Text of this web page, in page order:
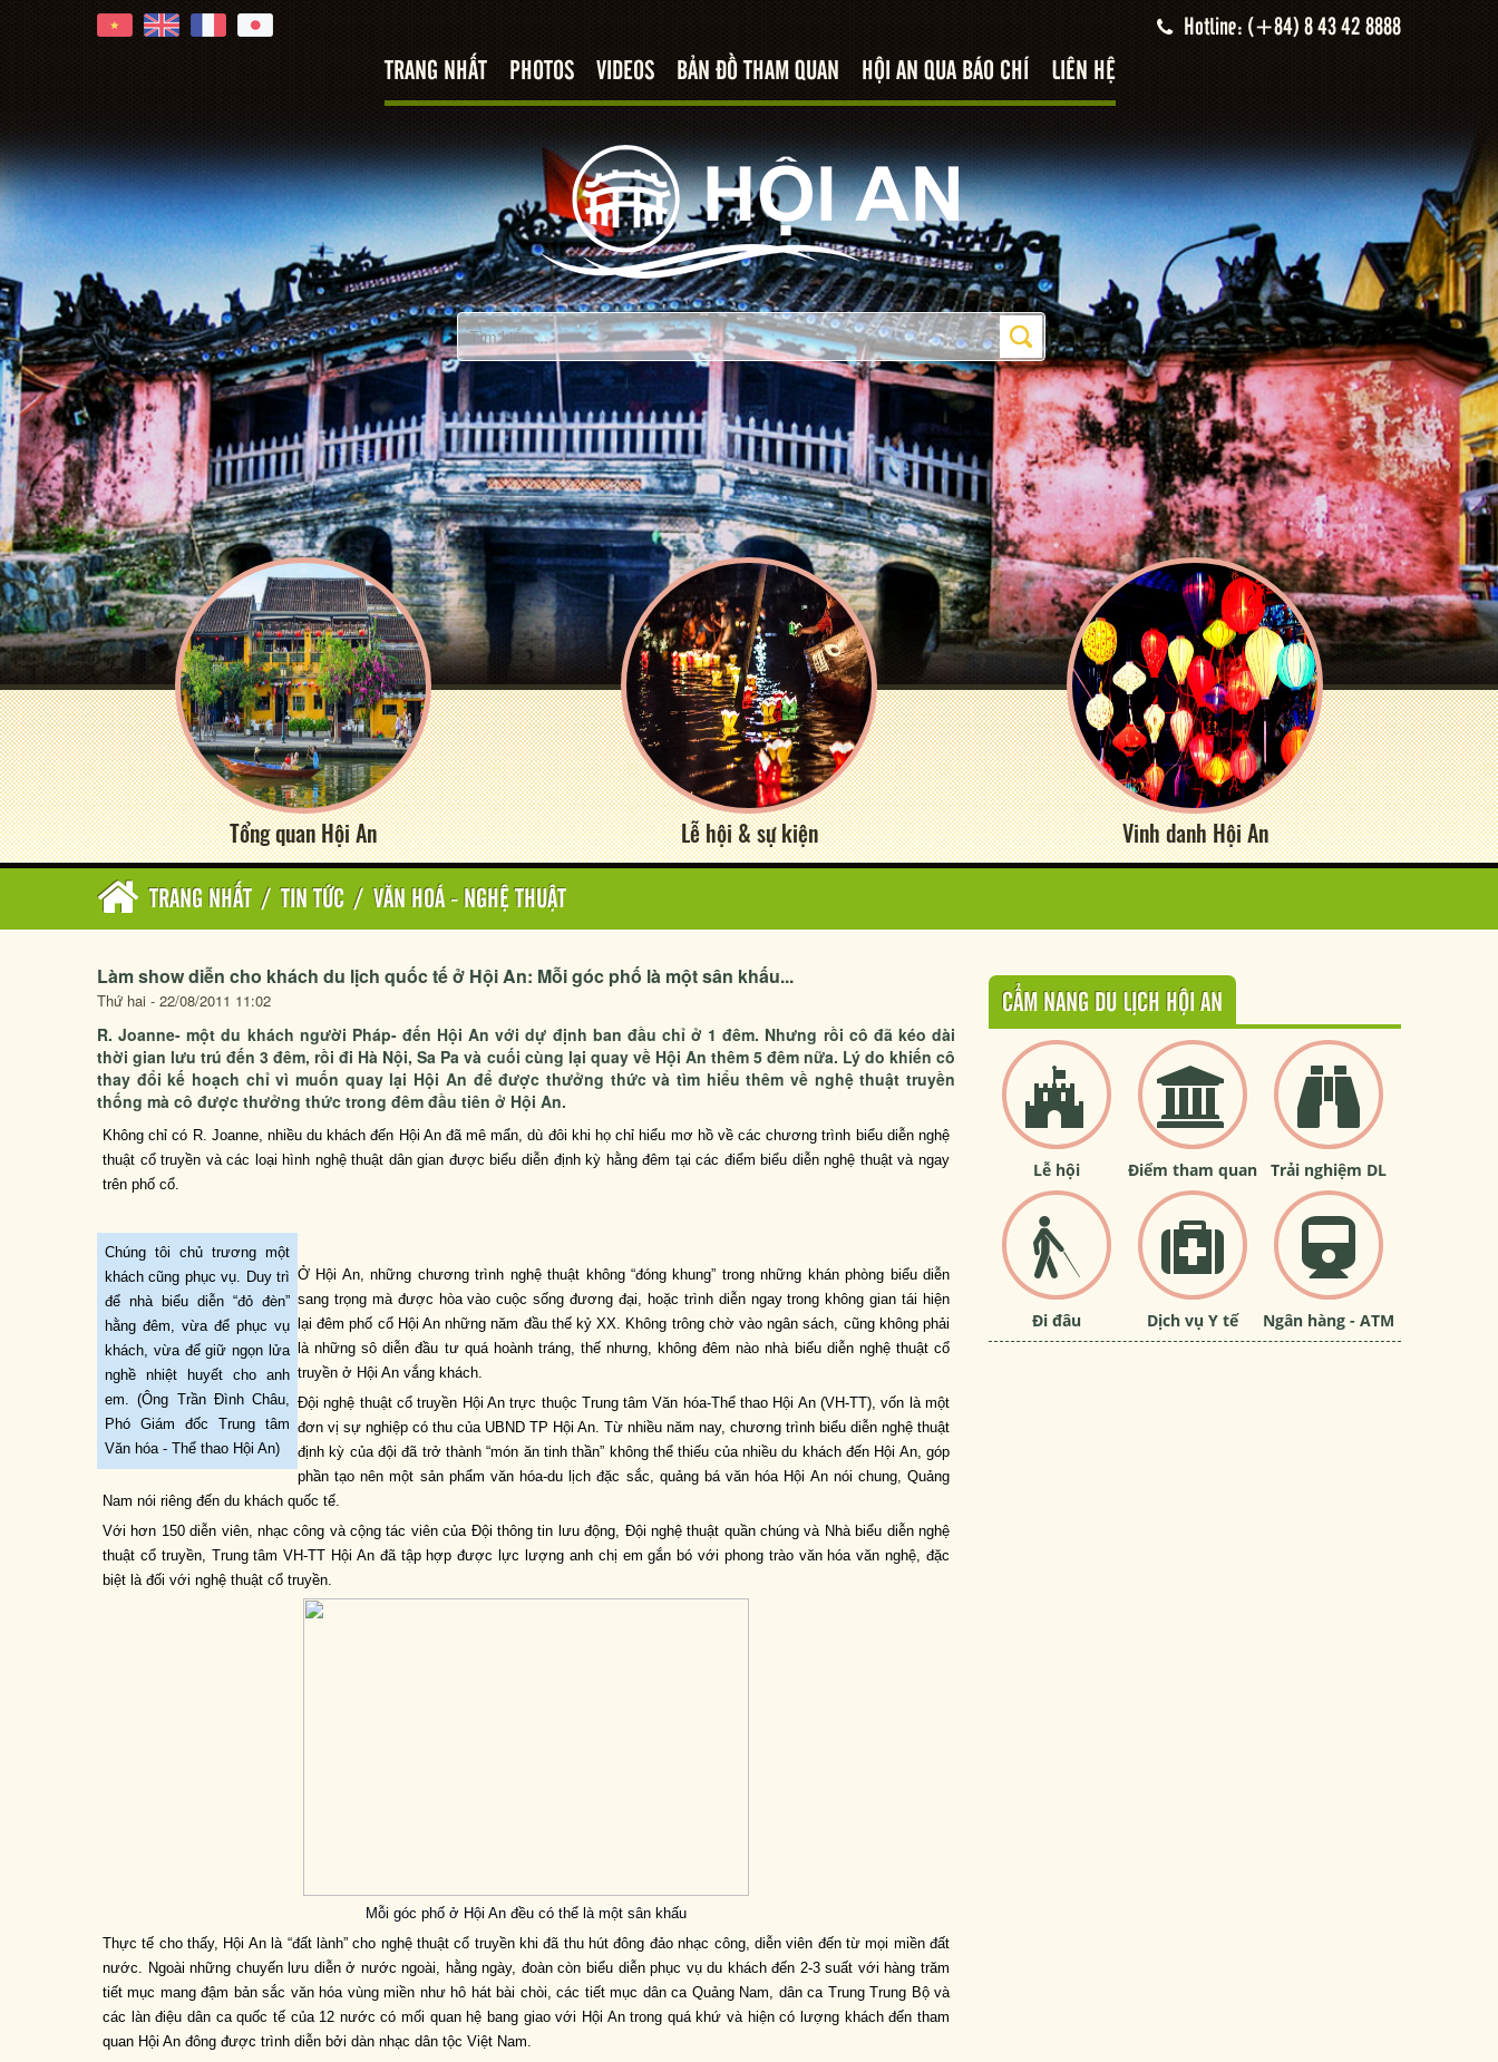
Hotline: (+84) 8 43 42 8888
TRANG NHẤT PHOTOS VIDEOS BẢN ĐỒ THAM QUAN HỘI AN QUA BÁO CHÍ LIÊN HỆ
Tổng quan Hội An Lễ hội & sự kiện Vinh danh Hội An
TRANG NHẤT / TIN TỨC / VĂN HOÁ - NGHỆ THUẬT
Làm show diễn cho khách du lịch quốc tế ở Hội An: Mỗi góc phố là một sân khấu...
Thứ hai - 22/08/2011 11:02
R. Joanne- một du khách người Pháp- đến Hội An với dự định ban đầu chỉ ở 1 đêm. Nhưng rồi cô đã kéo dài
thời gian lưu trú đến 3 đêm, rồi đi Hà Nội, Sa Pa và cuối cùng lại quay về Hội An thêm 5 đêm nữa. Lý do khiến cô
thay đổi kế hoạch chỉ vì muốn quay lại Hội An để được thưởng thức và tìm hiểu thêm về nghệ thuật truyền
thống mà cô được thưởng thức trong đêm đầu tiên ở Hội An.
Không chỉ có R. Joanne, nhiều du khách đến Hội An đã mê mẩn, dù đôi khi họ chỉ hiểu mơ hồ về các chương trình biểu diễn nghệ
thuật cổ truyền và các loại hình nghệ thuật dân gian được biểu diễn định kỳ hằng đêm tại các điểm biểu diễn nghệ thuật và ngay
trên phố cổ.
Chúng tôi chủ trương một
khách cũng phục vụ. Duy trì
để nhà biểu diễn “đỏ đèn”
hằng đêm, vừa để phục vụ
khách, vừa để giữ ngọn lửa
nghề nhiệt huyết cho anh
em. (Ông Trần Đình Châu,
Phó Giám đốc Trung tâm
Văn hóa - Thể thao Hội An)
Ở Hội An, những chương trình nghệ thuật không “đóng khung” trong những khán phòng biểu diễn
sang trọng mà được hòa vào cuộc sống đương đại, hoặc trình diễn ngay trong không gian tái hiện
lại đêm phố cổ Hội An những năm đầu thế kỷ XX. Không trông chờ vào ngân sách, cũng không phải
là những sô diễn đầu tư quá hoành tráng, thế nhưng, không đêm nào nhà biểu diễn nghệ thuật cổ
truyền ở Hội An vắng khách.
Đội nghệ thuật cổ truyền Hội An trực thuộc Trung tâm Văn hóa-Thể thao Hội An (VH-TT), vốn là một
đơn vị sự nghiệp có thu của UBND TP Hội An. Từ nhiều năm nay, chương trình biểu diễn nghệ thuật
định kỳ của đội đã trở thành “món ăn tinh thần” không thể thiếu của nhiều du khách đến Hội An, góp
phần tạo nên một sản phẩm văn hóa-du lịch đặc sắc, quảng bá văn hóa Hội An nói chung, Quảng
Nam nói riêng đến du khách quốc tế.
Với hơn 150 diễn viên, nhạc công và cộng tác viên của Đội thông tin lưu động, Đội nghệ thuật quần chúng và Nhà biểu diễn nghệ
thuật cổ truyền, Trung tâm VH-TT Hội An đã tập hợp được lực lượng anh chị em gắn bó với phong trào văn hóa văn nghệ, đặc
biệt là đối với nghệ thuật cổ truyền.
Mỗi góc phố ở Hội An đều có thể là một sân khấu
Thực tế cho thấy, Hội An là “đất lành” cho nghệ thuật cổ truyền khi đã thu hút đông đảo nhạc công, diễn viên đến từ mọi miền đất
nước. Ngoài những chuyến lưu diễn ở nước ngoài, hằng ngày, đoàn còn biểu diễn phục vụ du khách đến 2-3 suất với hàng trăm
tiết mục mang đậm bản sắc văn hóa vùng miền như hô hát bài chòi, các tiết mục dân ca Quảng Nam, dân ca Trung Trung Bộ và
các làn điệu dân ca quốc tế của 12 nước có mối quan hệ bang giao với Hội An trong quá khứ và hiện có lượng khách đến tham
quan Hội An đông được trình diễn bởi dàn nhạc dân tộc Việt Nam.
CẨM NANG DU LỊCH HỘI AN
Lễ hội Điểm tham quan Trải nghiệm DL
Đi đâu Dịch vụ Y tế Ngân hàng - ATM